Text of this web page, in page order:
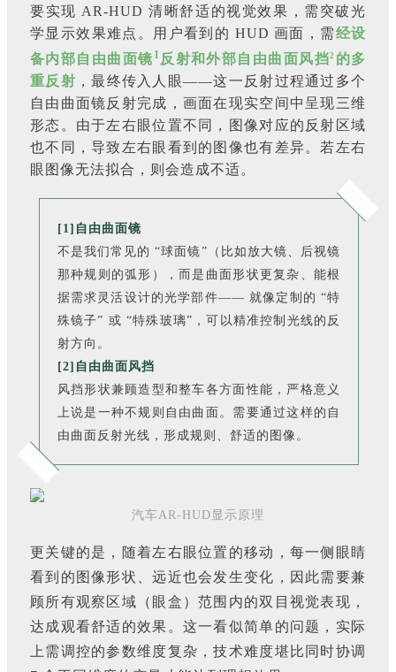
要实现 AR-HUD 清晰舒适的视觉效果，需突破光
学显示效果难点。用户看到的 HUD 画面，需经设
备内部自由曲面镜 1 反射和外部自由曲面风挡2 的多
重反射 ，最终传入人眼——这一反射过程通过多个
自由曲面镜反射完成，画面在现实空间中呈现三维
形态。由于左右眼位置不同，图像对应的反射区域
也不同，导致左右眼看到的图像也有差异。若左右
眼图像无法拟合，则会造成不适。
[1]自由曲面镜
不是我们常见的 “球面镜”（比如放大镜、后视镜
那种规则的弧形），而是曲面形状更复杂、能根
据需求灵活设计的光学部件—— 就像定制的 “特
殊镜子” 或 “特殊玻璃”，可以精准控制光线的反
射方向。
[2]自由曲面风挡
风挡形状兼顾造型和整车各方面性能，严格意义
上说是一种不规则自由曲面。需要通过这样的自
由曲面反射光线，形成规则、舒适的图像。
汽车AR-HUD显示原理
更关键的是，随着左右眼位置的移动，每一侧眼睛
看到的图像形状、远近也会发生变化，因此需要兼
顾所有观察区域（眼盒）范围内的双目视觉表现，
达成观看舒适的效果。这一看似简单的问题，实际
上需调控的参数维度复杂，技术难度堪比同时协调